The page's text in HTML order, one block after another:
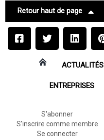
Retour haut de page
ACTUALITÉS
ENTREPRISES
S'abonner
S'inscrire comme membre
Se connecter